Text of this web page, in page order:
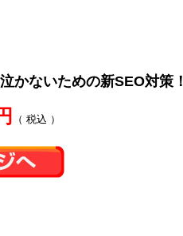
かないための新SEO対策！
（ 税込 ）